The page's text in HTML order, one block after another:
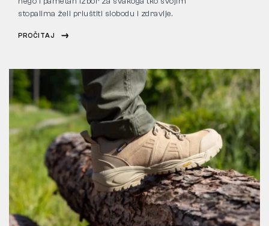
stopalima želi priuštiti slobodu i zdravlje.
PROČITAJ